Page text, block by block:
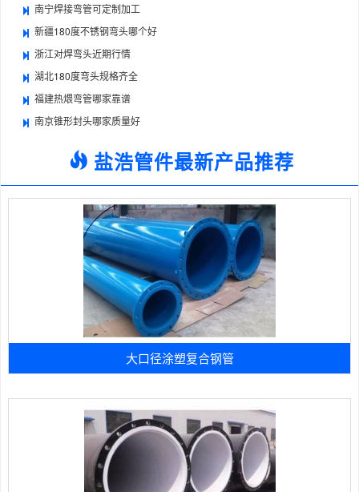
南宁焊接弯管可定制加工
新疆180度不锈钢弯头哪个好
浙江对焊弯头近期行情
湖北180度弯头规格齐全
福建热煨弯管哪家靠谱
南京锥形封头哪家质量好
盐浩管件最新产品推荐
大口径涂塑复合钢管